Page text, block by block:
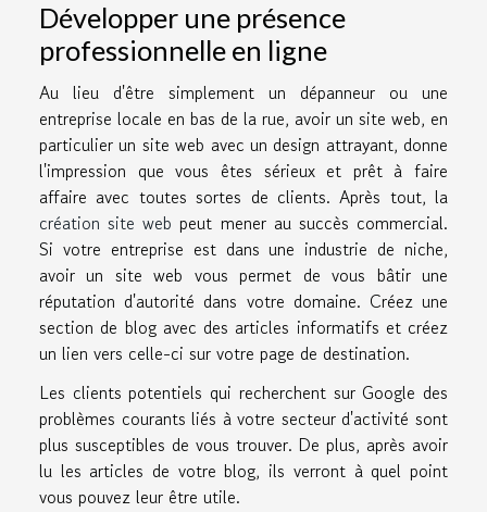
Développer une présence
professionnelle en ligne
Au lieu d'être simplement un dépanneur ou une
entreprise locale en bas de la rue, avoir un site web, en
particulier un site web avec un design attrayant, donne
l'impression que vous êtes sérieux et prêt à faire
affaire avec toutes sortes de clients. Après tout, la
création site web peut mener au succès commercial.
Si votre entreprise est dans une industrie de niche,
avoir un site web vous permet de vous bâtir une
réputation d'autorité dans votre domaine. Créez une
section de blog avec des articles informatifs et créez
un lien vers celle-ci sur votre page de destination.
Les clients potentiels qui recherchent sur Google des
problèmes courants liés à votre secteur d'activité sont
plus susceptibles de vous trouver. De plus, après avoir
lu les articles de votre blog, ils verront à quel point
vous pouvez leur être utile.